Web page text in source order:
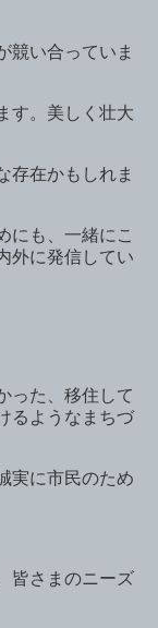
競い合っていま
す。美しく壮大
存在かもしれま
にも、一緒にこ
外に発信してい
った、移住して
るようなまちづ
実に市民のため
皆さまのニーズ